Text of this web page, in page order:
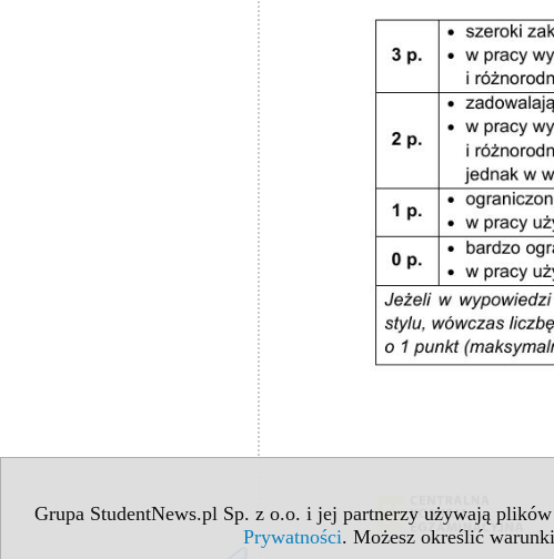
Grupa StudentNews.pl Sp. z o.o. i jej partnerzy używają
Prywatności. Możesz określić